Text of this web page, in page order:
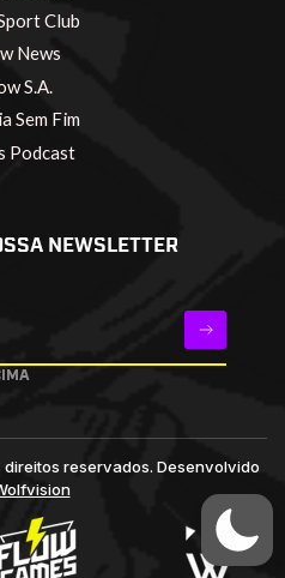
Club
News
S.A.
Sem Fim
Podcast
NEWSLETTER
reservados. Desenvolvido